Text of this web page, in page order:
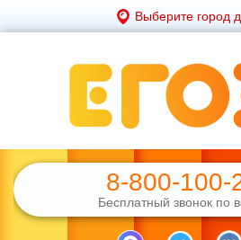
Выберите город
8-800-100-
Бесплатный звонок по